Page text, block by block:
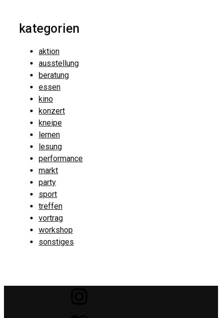
kategorien
aktion
ausstellung
beratung
essen
kino
konzert
kneipe
lernen
lesung
performance
markt
party
sport
treffen
vortrag
workshop
sonstiges